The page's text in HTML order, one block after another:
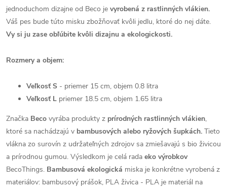
jednoduchom dizajne od Beco je vyrobená z rastlinných vlákien.
Váš pes bude túto misku zbožňovať kvôli jedlu, ktoré do nej dáte.
Vy si ju zase obľúbite kvôli dizajnu a ekologickosti.
Rozmery a objem:
Veľkosť S - priemer 15 cm, objem 0.8 litra
Veľkosť L priemer 18.5 cm, objem 1.65 litra
Značka Beco vyrába produkty z prírodných rastlinných vlákien,
ktoré sa nachádzajú v bambusových alebo ryžových šupkách. Tieto
vlákna zo surovín z udržateľných zdrojov sa zmiešavajú s bio živicou
a prírodnou gumou. Výsledkom je celá rada eko výrobkov
BecoThings. Bambusová ekologická miska je konkrétne vyrobená z
materiálov: bambusový prášok, PLA živica - PLA je materiál na